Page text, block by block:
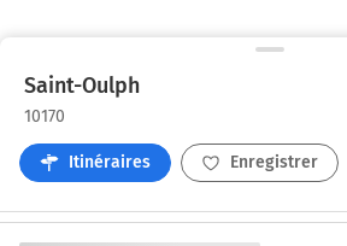
Saint-Oulph
10170
Itinéraires Enregistrer